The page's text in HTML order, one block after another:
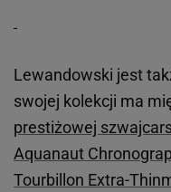
Lewandowski jest
swojej kolekcji ma
prestiżowej
Aquanaut
Tourbillon Extra-